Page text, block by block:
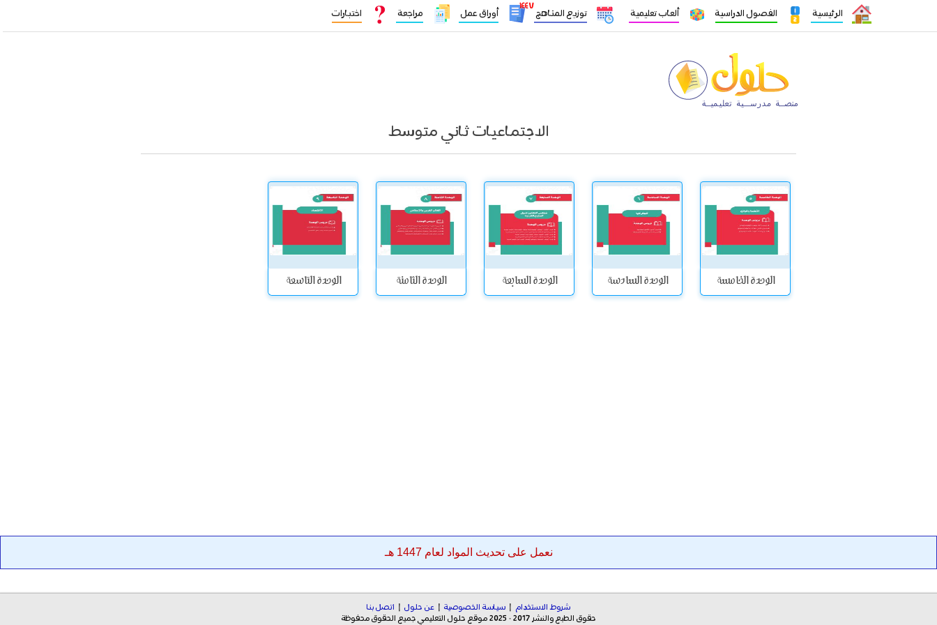
الرئيسية الفصول الدراسية ألعاب تعليمية توزيع المناهج
١٤٤٧
أوراق عمل مراجعة اختبارات
الاجتماعيات ثاني متوسط
الوحدة الخامسة الوحدة السادسة الوحدة السابعة الوحدة الثامنة الوحدة التاسعة
نعمل على تحديث المواد لعام 1447 هـ
شروط الاستخدام | سياسة الخصوصية | عن حلول |
اتصل بنا
حقوق الطبع والنشر 2017 - 2025 موقع حلول التعليمي جميع الحقوق محفوظة